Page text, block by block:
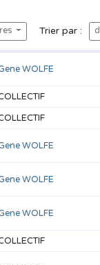
Trier par :
WOLFE
WOLFE
WOLFE
WOLFE